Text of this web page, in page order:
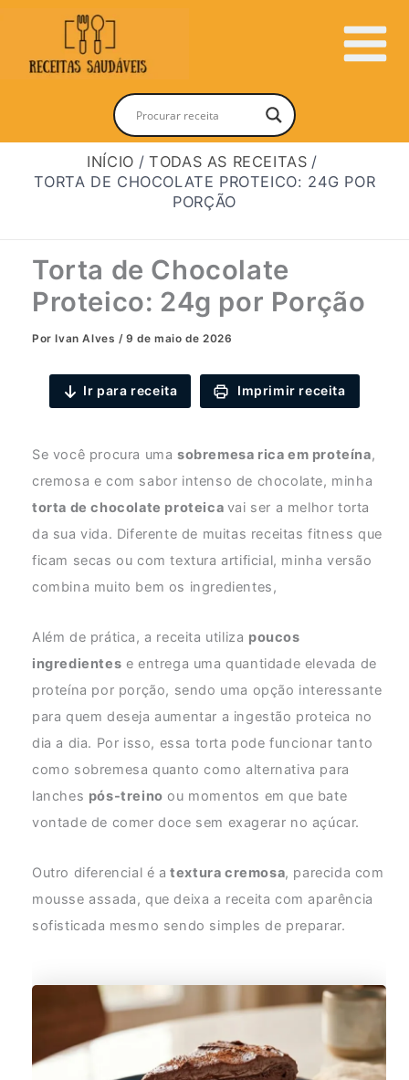
Main
INÍCIO
TODAS AS RECEITAS
TORTA DE CHOCOLATE PROTEICO: 24G POR
PORÇÃO
Torta de Chocolate
Proteico: 24g por Porção
Por Ivan Alves/9 de maio de 2026
Ir para receita Imprimir receita
Se você procura uma sobremesa rica em proteína,
cremosa e com sabor intenso de chocolate, minha
torta de chocolate proteica vai ser a melhor torta
da sua vida. Diferente de muitas receitas fitness que
ficam secas ou com textura artificial, minha versão
combina muito bem os ingredientes,
Além de prática, a receita utiliza poucos
ingredientes e entrega uma quantidade elevada de
proteína por porção, sendo uma opção interessante
para quem deseja aumentar a ingestão proteica no
dia a dia. Por isso, essa torta pode funcionar tanto
como sobremesa quanto como alternativa para
lanches pós-treino ou momentos em que bate
vontade de comer doce sem exagerar no açúcar.
Outro diferencial é a textura cremosa, parecida com
mousse assada, que deixa a receita com aparência
sofisticada mesmo sendo simples de preparar.